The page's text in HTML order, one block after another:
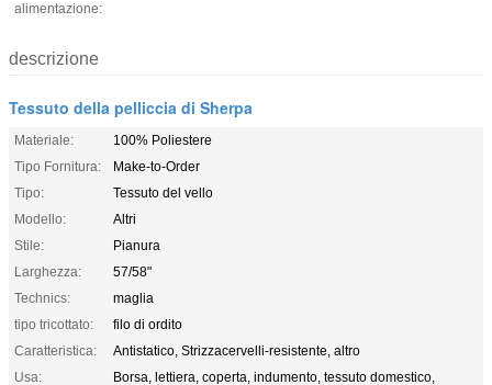
alimentazione:
descrizione
Tessuto della pelliccia di Sherpa
Materiale:
100% Poliestere
Tipo Fornitura:
Make-to-Order
Tipo:
Tessuto del vello
Modello:
Altri
Stile:
Pianura
Larghezza:
57/58"
Technics:
maglia
tipo tricottato:
filo di ordito
Caratteristica:
Antistatico, Strizzacervelli-resistente, altro
Usa:
Borsa, lettiera, coperta, indumento, tessuto domestico,